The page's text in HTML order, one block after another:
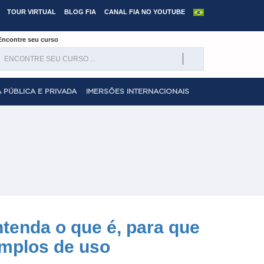
TOUR VIRTUAL BLOG FIA CANAL FIA NO YOUTUBE
seu curso
PÚBLICA E PRIVADA IMERSÕES INTERNACIONAIS
o que é, para que
de uso